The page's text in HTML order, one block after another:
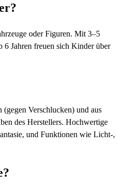
oder Figuren. Mit 3–5
6 Jahren freuen sich Kinder über
Verschlucken) und aus
des Herstellers. Hochwertige
und Funktionen wie Licht-,